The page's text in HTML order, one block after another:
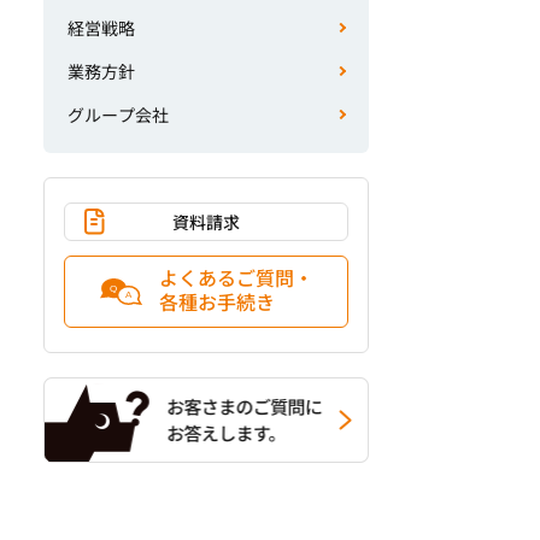
経営戦略
業務方針
グループ会社
資料請求
よくあるご質問・
各種お手続き